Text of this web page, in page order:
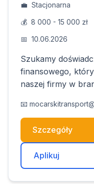
💼 Stacjonarna
💰 8 000 - 15 000 zł
📅 10.06.2026
Szukamy
finansowego,
naszej firmy w
📧
Szczegóły
Aplikuj